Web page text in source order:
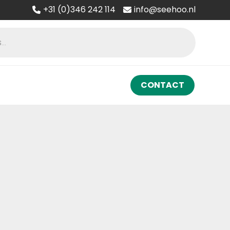
+31 (0)346 242 114 info@seehoo.nl
CONTACT